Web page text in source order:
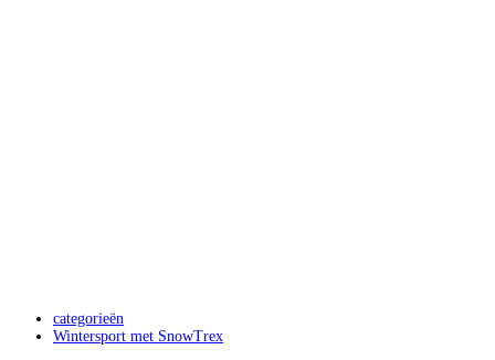
categorieën
Wintersport met SnowTrex